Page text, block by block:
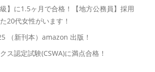
級】に1.5ヶ月で合格！【地方公務員】採用
20代女性がいます！
（新刊本）amazon 出版！
ス認定試験(CSWA)に満点合格！